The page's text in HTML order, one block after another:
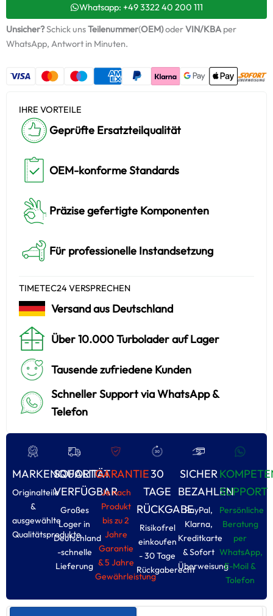
/
ABS795
+
Menge
Whatsapp: +49 3322 40 200 111
Unsicher?Schick unsTeilenummer(OEM)oderVIN/KBAper
WhatsApp, Antwort in Minuten.
IHRE VORTEILE
Geprüfte Ersatzteilqualität
OEM-konforme Standards
Präzise gefertigte Komponenten
Für professionelle Instandsetzung
TIMETEC24 VERSPRECHEN
Versand aus Deutschland
Über 10.000 Turbolader auf Lager
Tausende zufriedene Kunden
Schneller Support via WhatsApp &
Telefon
MARKENQUALITÄT
Originalteile
&
ausgewählte
Qualitätsprodukte
SOFORT
VERFÜGBAR
Großes
Loger in
Deutschland
-schnelle
Lieferung
GARANTIE
Je nach
Produkt
bis zu 2
Jahre
Garantie
& 5 Jahre
Gewährleistung
30
TAGE
RÜCKGABE
Risikofrel
einkoufen
- 30 Tage
Rückgaberecht
SICHER
BEZAHLEN
PayPal,
Klarna,
Kreditkarte
& Sofort
Überweisung
SUPPORT
Persönliche
Beratung
per
WhatsApp,
E-Moil &
Tolefon